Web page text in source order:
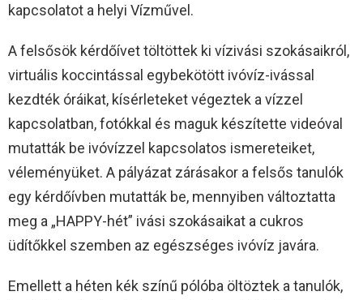
kapcsolatot a helyi Vízművel.
A felsősök kérdőívet töltöttek ki vízivási szokásaikról,
virtuális koccintással egybekötött ivóvíz-ivással
kezdték óráikat, kísérleteket végeztek a vízzel
kapcsolatban, fotókkal és maguk készítette videóval
mutatták be ivóvízzel kapcsolatos ismereteiket,
véleményüket. A pályázat zárásakor a felsős tanulók
egy kérdőívben mutatták be, mennyiben változtatta
meg a „HAPPY-hét” ivási szokásaikat a cukros
üdítőkkel szemben az egészséges ivóvíz javára.
Emellett a héten kék színű pólóba öltöztek a tanulók,